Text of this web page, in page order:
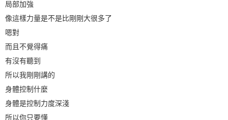
局部加強
像這樣力量是不是比剛剛大很多了
嗯對
而且不覺得痛
有沒有聽到
所以我剛剛講的
身體控制什麼
身體是控制力度深淺
所以你只要懂